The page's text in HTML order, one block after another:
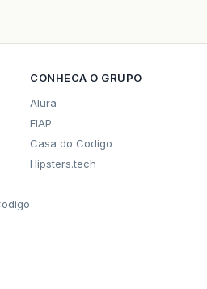
CONHECA O GRUPO
Alura
FIAP
Casa do Codigo
Hipsters.tech